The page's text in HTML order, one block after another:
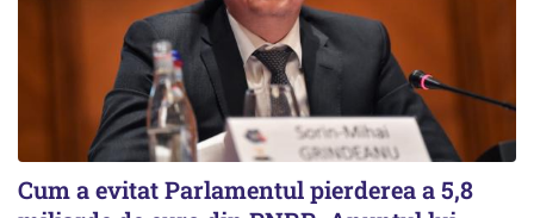
Cum a evitat Parlamentul pierderea a 5,8